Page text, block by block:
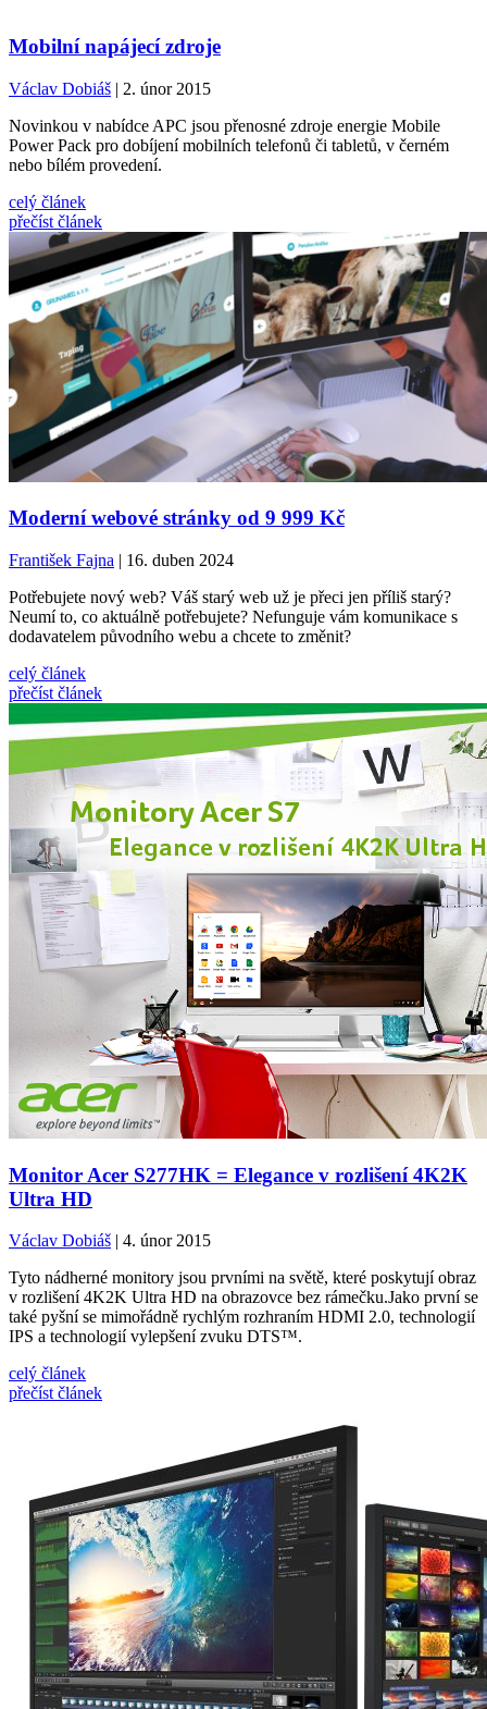
Mobilní napájecí zdroje
Václav Dobiáš | 2. únor 2015
Novinkou v nabídce APC jsou přenosné zdroje energie Mobile
Power Pack pro dobíjení mobilních telefonů či tabletů, v černém
nebo bílém provedení.
celý článek
přečíst článek
Moderní webové stránky od 9 999 Kč
František Fajna | 16. duben 2024
Potřebujete nový web? Váš starý web už je přeci jen příliš starý?
Neumí to, co aktuálně potřebujete? Nefunguje vám komunikace s
dodavatelem původního webu a chcete to změnit?
celý článek
přečíst článek
Monitor Acer S277HK = Elegance v rozlišení 4K2K
Ultra HD
Václav Dobiáš | 4. únor 2015
Tyto nádherné monitory jsou prvními na světě, které poskytují obraz
v rozlišení 4K2K Ultra HD na obrazovce bez rámečku.Jako první se
také pyšní se mimořádně rychlým rozhraním HDMI 2.0, technologií
IPS a technologií vylepšení zvuku DTS™.
celý článek
přečíst článek